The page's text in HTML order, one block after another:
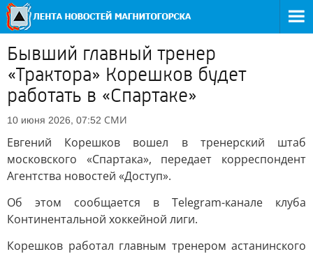
Бывший главный тренер
«Трактора» Корешков будет
работать в «Спартаке»
10 июня 2026, 07:52 СМИ
Евгений Корешков вошел в тренерский штаб
московского «Спартака», передает корреспондент
Агентства новостей «Доступ».
Об этом сообщается в Telegram-канале клуба
Континентальной хоккейной лиги.
Корешков работал главным тренером астанинского